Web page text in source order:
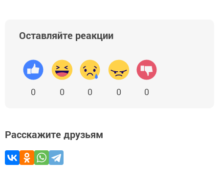
Оставляйте реакции
0 0 0 0 0
Расскажите друзьям